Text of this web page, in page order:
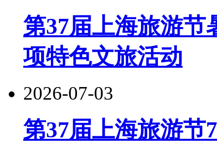
第37届上海旅游节
项特色文旅活动
2026-07-03
第37届上海旅游节